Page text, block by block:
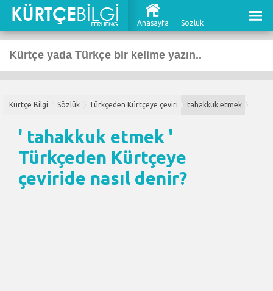
Anasayfa Sözlük
Kürtçe Bilgi Sözlük Türkçeden Kürtçeye çeviri tahakkuk etmek
' tahakkuk etmek '
Türkçeden Kürtçeye
çeviride nasıl denir?